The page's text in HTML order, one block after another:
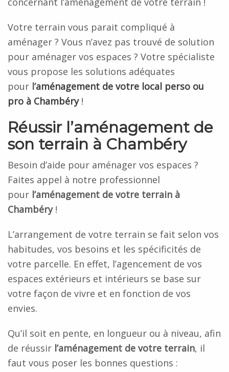
Votre terrain vous parait compliqué à
aménager ? Vous n’avez pas trouvé de solution
pour aménager vos espaces ? Votre spécialiste
vous propose les solutions adéquates
pour l’aménagement de votre local perso ou
pro à Chambéry!
Réussir l’aménagement de
son terrain à Chambéry
Besoin d’aide pour aménager vos espaces ?
Faites appel à notre professionnel
pour l’aménagement de votre terrain à
Chambéry!
L’arrangement de votre terrain se fait selon vos
habitudes, vos besoins et les spécificités de
votre parcelle. En effet, l’agencement de vos
espaces extérieurs et intérieurs se base sur
votre façon de vivre et en fonction de vos
envies.
Qu’il soit en pente, en longueur ou à niveau, afin
de réussir l’aménagement de votre terrain, il
faut vous poser les bonnes questions :